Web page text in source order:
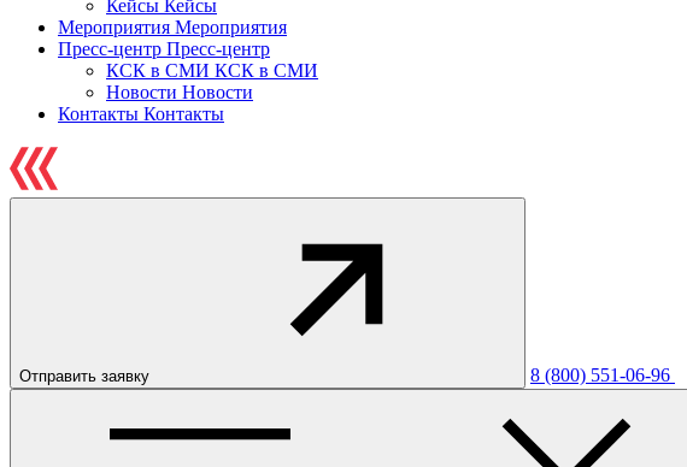
Кейсы Кейсы
Мероприятия Мероприятия
Пресс-центр Пресс-центр
КСК в СМИ КСК в СМИ
Новости Новости
Контакты Контакты
Отправить заявку 8 (800) 551-06-96